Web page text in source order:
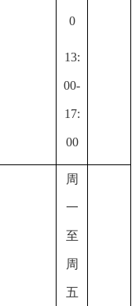
0
13:
00-
17:
00
周
一
至
周
五